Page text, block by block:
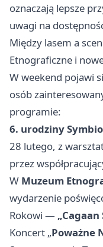
oznaczają lepsze
uwagi na
Między lasem a
Etnograficzne i
W weekend pojawi
osób
programie:
6. urodziny
28 lutego, z
przez
W Muzeum
wydarzenie
Rokowi — „Cagaan
Koncert „Poważne